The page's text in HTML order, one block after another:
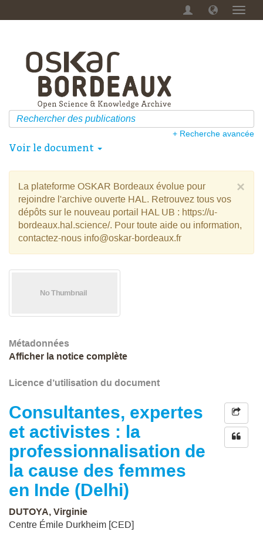
Menu
+ Recherche avancée
Voir le document
×
La plateforme OSKAR Bordeaux évolue pour
rejoindre l'archive ouverte HAL. Retrouvez tous vos
dépôts sur le nouveau portail HAL UB : https://u-
bordeaux.hal.science/. Pour toute aide ou information,
contactez-nous info@oskar-bordeaux.fr
Métadonnées
Afficher la notice complète
Licence d’utilisation du document
Consultantes, expertes
et activistes : la
professionnalisation de
la cause des femmes
en Inde (Delhi)
DUTOYA, Virginie
Centre Émile Durkheim [CED]